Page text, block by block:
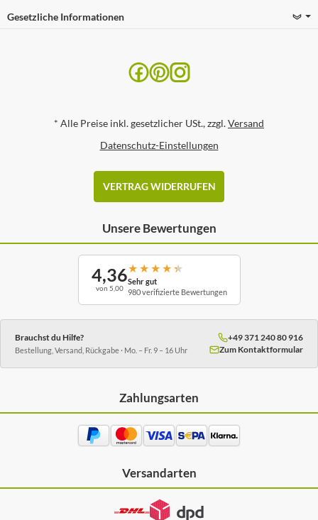
Gesetzliche Informationen
* Alle Preise inkl. gesetzlicher USt., zzgl.Versand
Datenschutz-Einstellungen
VERTRAG WIDERRUFEN
Unsere Bewertungen
4,36
von 5,00
★ ★ ★ ★ ★
Sehr gut
980 verifizierte Bewertungen
Brauchst du Hilfe?
Bestellung, Versand, Rückgabe · Mo. – Fr. 9 – 16 Uhr
+49 371 240 80 916
Zum Kontaktformular
Zahlungsarten
Versandarten